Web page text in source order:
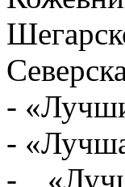
-
-
-